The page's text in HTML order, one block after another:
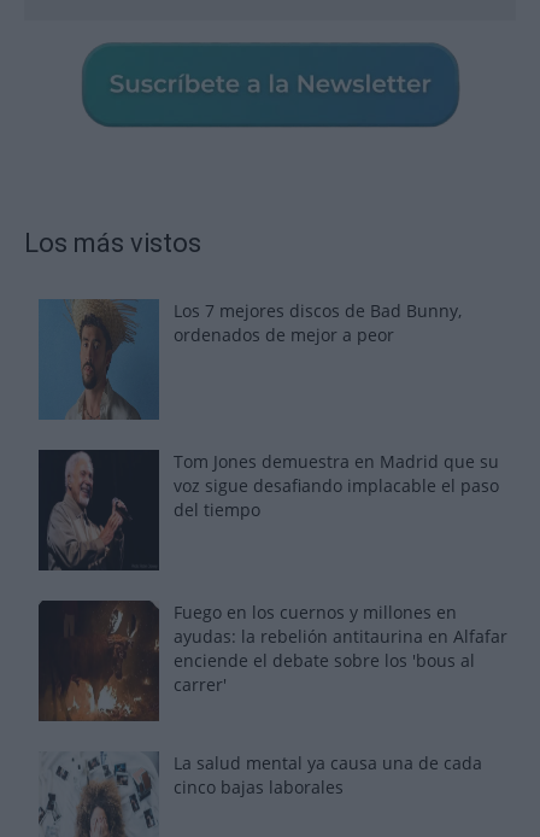
Los más vistos
Los 7 mejores discos de Bad Bunny,
ordenados de mejor a peor
Tom Jones demuestra en Madrid que su
voz sigue desafiando implacable el paso
del tiempo
Fuego en los cuernos y millones en
ayudas: la rebelión antitaurina en Alfafar
enciende el debate sobre los 'bous al
carrer'
La salud mental ya causa una de cada
cinco bajas laborales